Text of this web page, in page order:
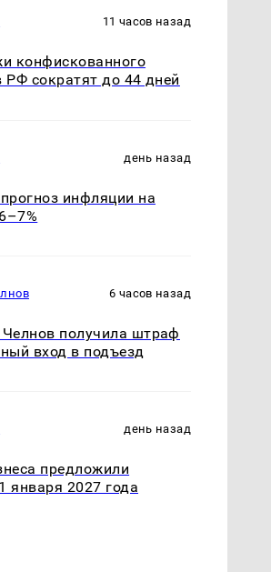
машину напали и
11 часов назад
конфискованного
РФ сократят до 44 дней
день назад
инфляции на
6 часов назад
получила штраф
вход в подъезд
день назад
предложили
января 2027 года